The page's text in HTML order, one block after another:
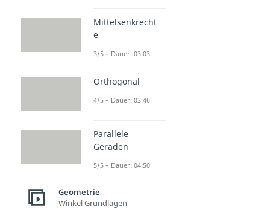
Mittelsenkrecht
e
3/5 – Dauer: 03:03
Orthogonal
4/5 – Dauer: 03:46
Parallele
Geraden
5/5 – Dauer: 04:50
Geometrie
Winkel Grundlagen